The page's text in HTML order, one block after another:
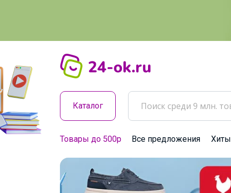
Каталог
Товары до 500р Все предложения Хиты